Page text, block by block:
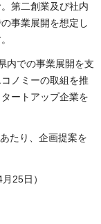
第二創業及び社内
事業展開を想定し
内での事業展開を支
ノミーの取組を推
ートアップ企業を
たり、企画提案を
25日）